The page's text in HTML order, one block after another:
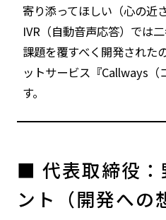
寄り添ってほしい（心の近
IVR（自動音声応答）では
課題を覆すべく開発された
ットサービス『Callways（
す。
■ 代表取締役：
ント（開発への